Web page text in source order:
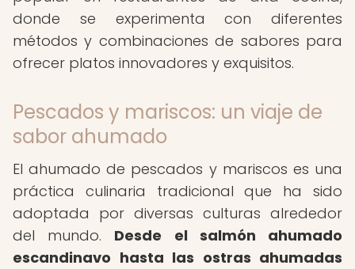
donde se experimenta con diferentes
métodos y combinaciones de sabores para
ofrecer platos innovadores y exquisitos.
Pescados y mariscos: un viaje de
sabor ahumado
El ahumado de pescados y mariscos es una
práctica culinaria tradicional que ha sido
adoptada por diversas culturas alrededor
del mundo. Desde el salmón ahumado
escandinavo hasta las ostras ahumadas